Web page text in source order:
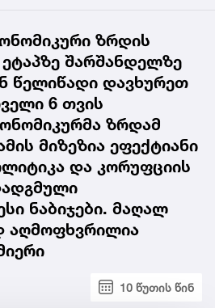
ზრდის
შარშანდელზე
წელიწადი დავხურეთ
6 თვის
ზრდამ
მიზეზია ეფექტიანი
და კორუფციის
ნაბიჯები. მაღალ
აღმოფხვრილია
10 წუთის წინ